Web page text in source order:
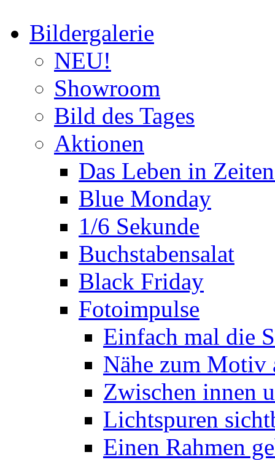
Bildergalerie
NEU!
Showroom
Bild des Tages
Aktionen
Das Leben in
Blue Monday
1/6 Sekunde
Buchstabensalat
Black Friday
Fotoimpulse
Einfach mal die
Nähe zum Motiv
Zwischen innen
Lichtspuren
Einen Rahmen